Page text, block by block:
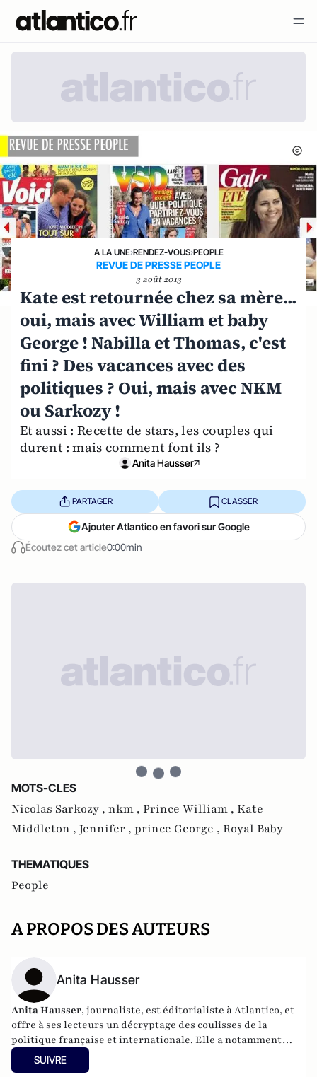
A LA UNE›RENDEZ-VOUS›PEOPLE
REVUE DE PRESSE PEOPLE
3 août 2013
Kate est retournée chez sa mère...
oui, mais avec William et baby
George ! Nabilla et Thomas, c'est
fini ? Des vacances avec des
politiques ? Oui, mais avec NKM
ou Sarkozy !
Et aussi : Recette de stars, les couples qui
durent : mais comment font ils ?
Anita Hausser
Écoutez cet article0:00min
PARTAGER CLASSER
Ajouter Atlantico en favori sur Google
MOTS-CLES
Nicolas Sarkozy , nkm , Prince William , Kate
Middleton , Jennifer , prince George , Royal Baby
THEMATIQUES
People
A PROPOS DES AUTEURS
Anita Hausser
Anita Hausser, journaliste, est éditorialiste à Atlantico, et
offre à ses lecteurs un décryptage des coulisses de la
politique française et internationale. Elle a notamment
publiéSarkozy, itinéraire d'une ambition
l'Archipel, 2003). Elle a également réalisé les documentaires
SUIVRE